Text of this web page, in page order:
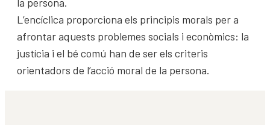
L’encíclica proporciona els principis morals per a
afrontar aquests problemes socials i econòmics: la
justícia i el bé comú han de ser els criteris
orientadors de l’acció moral de la persona.